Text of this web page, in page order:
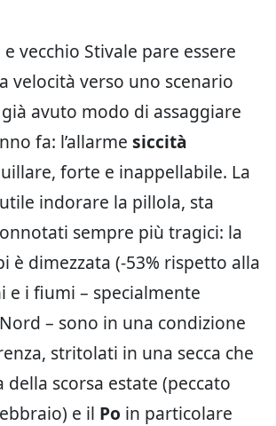
vecchio Stivale pare essere
velocità verso uno scenario
avuto modo di assaggiare
fa: l’allarme siccità
forte e inappellabile. La
indorare la pillola, sta
sempre più tragici: la
è dimezzata (-53% rispetto alla
e i fiumi – specialmente
– sono in una condizione
stritolati in una secca che
scorsa estate (peccato
e il Po in particolare